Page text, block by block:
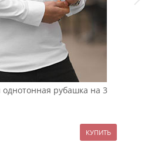
рубашка на 3